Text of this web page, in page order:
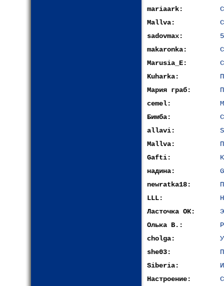
mariaark:
Mallva:
sadovmax:
makaronka:
Marusia_E:
Kuharka:
Мария граб:
сemel:
Бимба:
allavi:
Mallva:
Gafti:
надина:
newratka18:
LLL:
Ласточка ОК:
Олька В.:
cholga:
she03:
Siberia:
Настроение: